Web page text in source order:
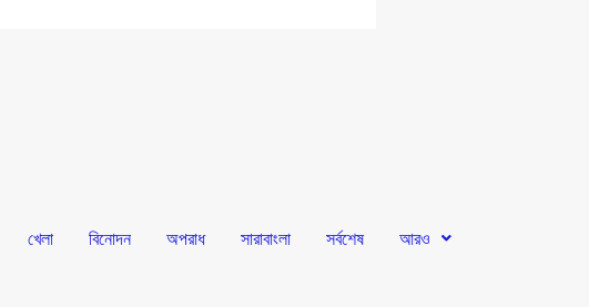
খেলা বিনোদন অপরাধ সারাবাংলা সর্বশেষ আরও